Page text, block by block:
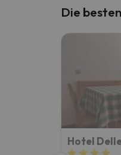
Die
Hotel